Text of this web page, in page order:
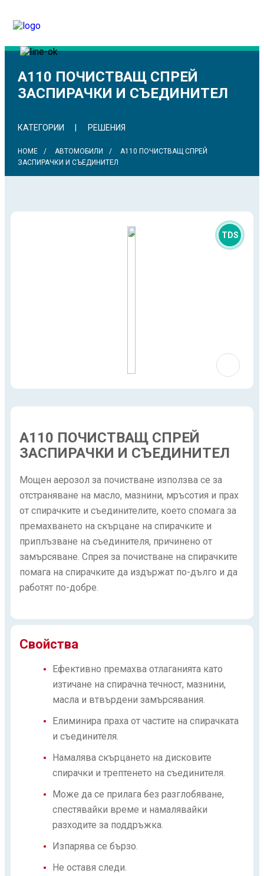
A110 ПОЧИСТВАЩ СПРЕЙ
ЗАСПИРАЧКИ И СЪЕДИНИТЕЛ
КАТЕГОРИИ РЕШЕНИЯ
HOME АВТОМОБИЛИ
A110 ПОЧИСТВАЩ СПРЕЙ
ЗАСПИРАЧКИ И СЪЕДИНИТЕЛ
TDS
A110 ПОЧИСТВАЩ СПРЕЙ
ЗАСПИРАЧКИ И СЪЕДИНИТЕЛ
Мощен аерозол за почистване използва се за
отстраняване на масло, мазнини, мръсотия и прах
от спирачките и съединителите, което спомага за
премахването на скърцане на спирачките и
приплъзване на съединителя, причинено от
замърсяване. Спрея за почистване на спирачките
помага на спирачките да издържат по-дълго и да
работят по-добре.
Свойства
Ефективно премахва отлаганията като
изтичане на спирачна течност, мазнини,
масла и втвърдени замърсявания.
Елиминира праха от частите на спирачката
и съединителя.
Намалява скърцането на дисковите
спирачки и трептенето на съединителя.
Може да се прилага без разглобяване,
спестявайки време и намалявайки
разходите за поддръжка.
Изпарява се бързо.
Не оставя следи.